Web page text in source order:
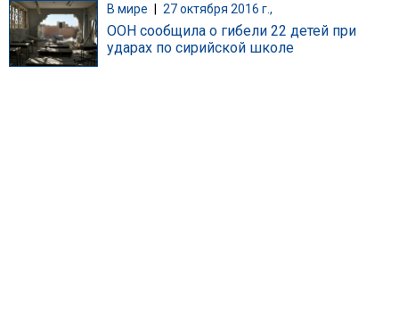
В мире 27 октября 2016 г.,
ООН сообщила о гибели 22 детей при
ударах по сирийской школе